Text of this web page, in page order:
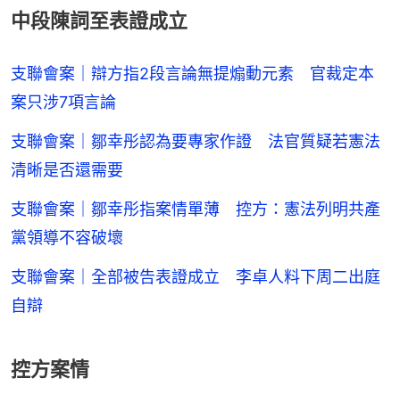
中段陳詞至表證成立
支聯會案｜辯方指2段言論無提煽動元素 官裁定本
案只涉7項言論
支聯會案｜鄒幸彤認為要專家作證 法官質疑若憲法
清晰是否還需要
支聯會案｜鄒幸彤指案情單薄 控方：憲法列明共產
黨領導不容破壞
支聯會案｜全部被告表證成立 李卓人料下周二出庭
自辯
控方案情